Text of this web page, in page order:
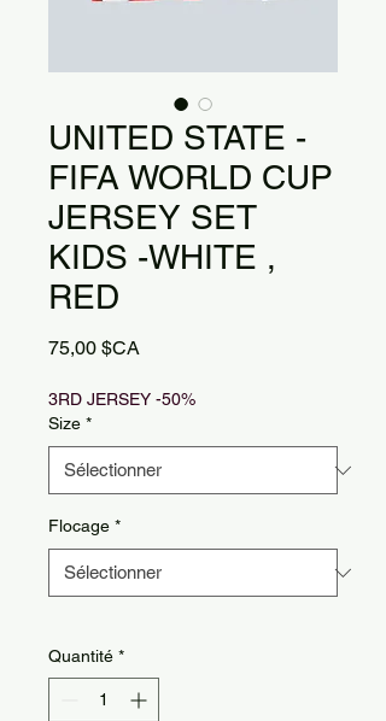
UNITED STATE -
FIFA WORLD CUP
JERSEY SET
KIDS -WHITE ,
RED
75,00 $CA
3RD JERSEY -50%
Size *
Flocage *
Quantité *